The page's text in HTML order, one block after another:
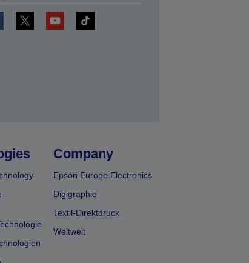
Company
Epson Europe Electronics
Digigraphie
Textil-Direktdruck
Weltweit